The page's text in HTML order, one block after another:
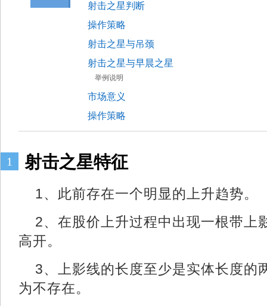
射击之星判断
操作策略
射击之星与吊颈
射击之星与早晨之星
举例说明
市场意义
操作策略
1 射击之星特征
1、此前存在一个明显的上升趋
2、在股价上升过程中出现一根带上
高开。
3、上影线的长度至少是实体长度的
为不存在。